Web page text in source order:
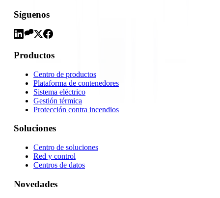
Síguenos
Productos
Centro de productos
Plataforma de contenedores
Sistema eléctrico
Gestión térmica
Protección contra incendios
Soluciones
Centro de soluciones
Red y control
Centros de datos
Novedades